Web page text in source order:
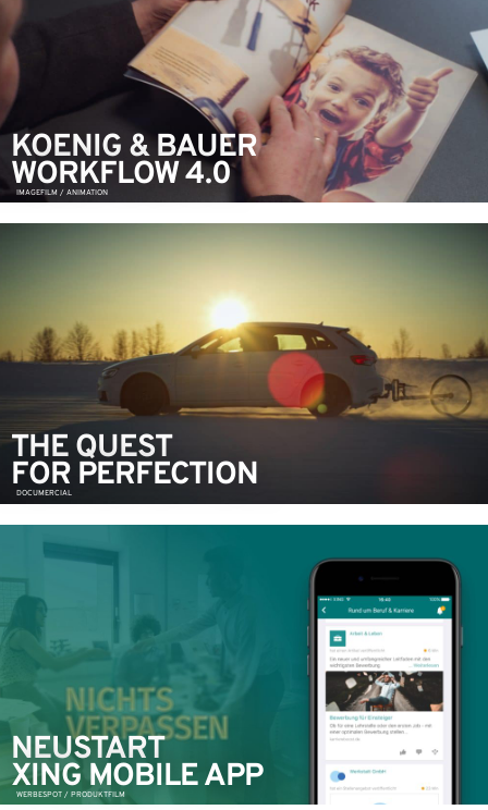
KOENIG & BAUER
WORKFLOW 4.0
IMAGEFILM / ANIMATION
THE QUEST
FOR PERFECTION
DOCUMERCIAL
NEUSTART
XING MOBILE APP
WERBESPOT / PRODUKTFILM